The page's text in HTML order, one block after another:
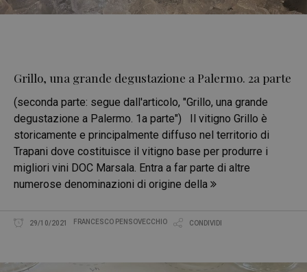
Grillo, una grande degustazione a Palermo. 2a parte
(seconda parte: segue dall'articolo, "Grillo, una grande
degustazione a Palermo. 1a parte") Il vitigno Grillo è
storicamente e principalmente diffuso nel territorio di
Trapani dove costituisce il vitigno base per produrre i
migliori vini DOC Marsala. Entra a far parte di altre
numerose denominazioni di origine della
29/10/2021 FRANCESCO PENSOVECCHIO CONDIVIDI